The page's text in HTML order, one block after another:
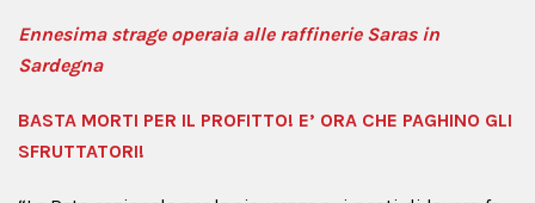
Ennesima strage operaia alle raffinerie Saras in
Sardegna
BASTA MORTI PER IL PROFITTO! E’ ORA CHE PAGHINO GLI
SFRUTTATORI!